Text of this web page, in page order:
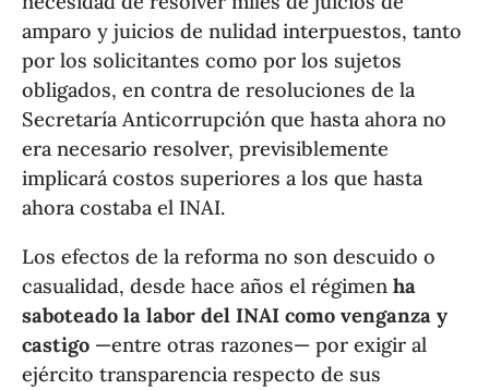
amparo y juicios de nulidad interpuestos, tanto
por los solicitantes como por los sujetos
obligados, en contra de resoluciones de la
Secretaría Anticorrupción que hasta ahora no
era necesario resolver, previsiblemente
implicará costos superiores a los que hasta
ahora costaba el INAI.
Los efectos de la reforma no son descuido o
casualidad, desde hace años el régimenha
saboteado la labor del INAI como venganza y
castigo —entre otras razones— por exigir al
ejército transparencia respecto de sus